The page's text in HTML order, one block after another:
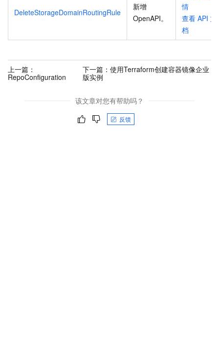
DeleteStorageDomainRoutingRule
新增
OpenAPI。
情
查看 API 文
档
上一篇：
RepoConfiguration
下一篇： 使用Terraform创建容器镜像企业
版实例
该文章对您有帮助吗？
反馈